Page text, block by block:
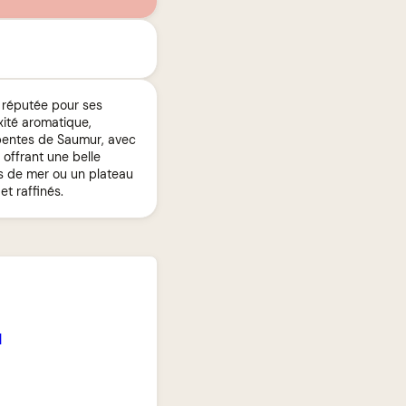
pour ses
aromatique,
de Saumur, avec
offrant une belle
de mer ou un plateau
raffinés.